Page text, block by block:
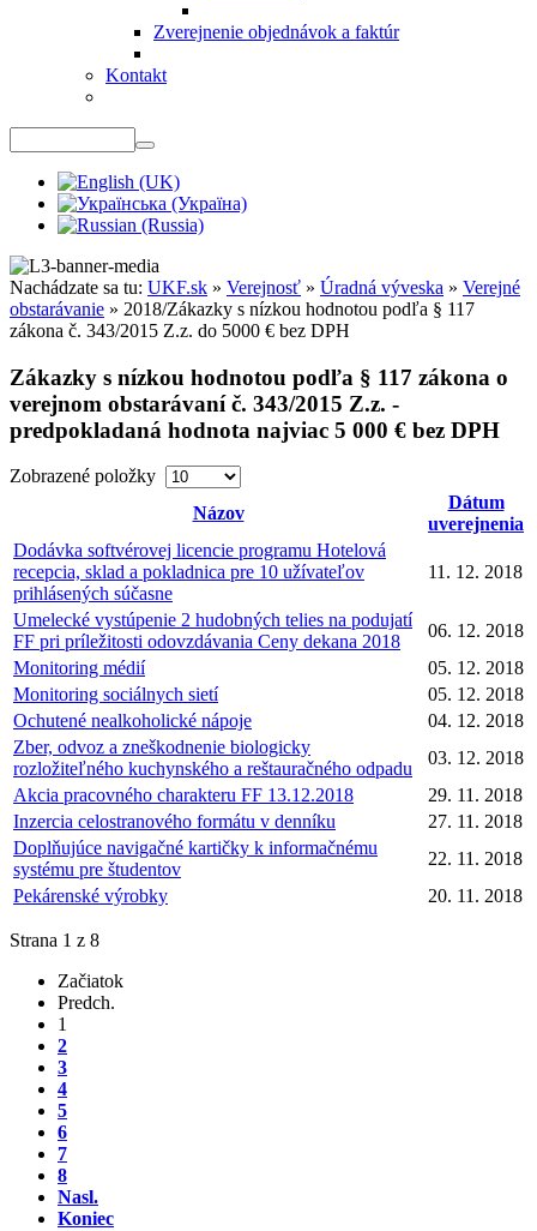
Zverejnenie objednávok a faktúr
Kontakt
Nachádzate sa tu: UKF.sk » Verejnosť » Úradná výveska » Verejné
obstarávanie » 2018/Zákazky s nízkou hodnotou podľa § 117
zákona č. 343/2015 Z.z. do 5000 € bez DPH
Zákazky s nízkou hodnotou podľa § 117 zákona o
verejnom obstarávaní č. 343/2015 Z.z. -
predpokladaná hodnota najviac 5 000 € bez DPH
Zobrazené položky
Názov
Dátum
uverejnenia
Dodávka softvérovej licencie programu Hotelová
recepcia, sklad a pokladnica pre 10 užívateľov
prihlásených súčasne
11. 12. 2018
Umelecké vystúpenie 2 hudobných telies na podujatí
FF pri príležitosti odovzdávania Ceny dekana 2018
06. 12. 2018
Monitoring médií
05. 12. 2018
Monitoring sociálnych sietí
05. 12. 2018
Ochutené nealkoholické nápoje
04. 12. 2018
Zber, odvoz a zneškodnenie biologicky
rozložiteľného kuchynského a reštauračného odpadu
03. 12. 2018
Akcia pracovného charakteru FF 13.12.2018
29. 11. 2018
Inzercia celostranového formátu v denníku
27. 11. 2018
Doplňujúce navigačné kartičky k informačnému
systému pre študentov
22. 11. 2018
Pekárenské výrobky
20. 11. 2018
Strana 1 z 8
Začiatok
Predch.
1
2
3
4
5
6
7
8
Nasl.
Koniec